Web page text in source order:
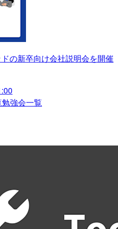
の新卒向け会社説明会を開催
勉強会一覧